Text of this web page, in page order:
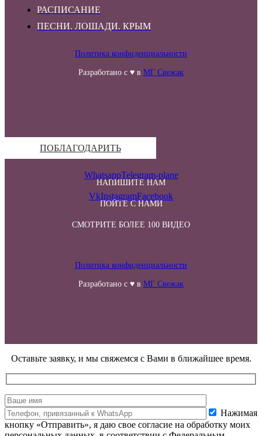
РАСПИСАНИЕ
ПЕСНИ. ЛОШАДИ. КРЫМ
Политика конфиденциальности
Разработано с ♥ в МГ Свежак
ПОБЛАГОДАРИТЬ
НАПИШИТЕ НАМ
WhatsappTelegram-plane
ПОЙТЕ С НАМИ
VkInstagramFacebook
СМОТРИТЕ БОЛЕЕ 100 ВИДЕО
Политика конфиденциальности
Разработано с ♥ в МГ Свежак
Оставьте заявку, и мы свяжемся с Вами в ближайшее время.
Нажимая
кнопку «Отправить», я даю свое согласие на обработку моих